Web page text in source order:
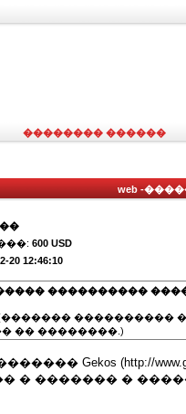
�������� ������
web -
600 USD
20 12:46:10
����������
����������
�� ��������.)
Gekos (http://
� ������� �